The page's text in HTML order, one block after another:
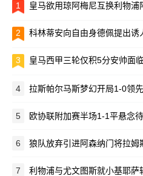
1 皇马欲用琼阿梅尼互换利物浦
2 科林蒂安向自由身德佩提出诱
3 皇马西甲三轮仅积5分安帅面
4 拉斯帕尔马斯梦幻开局1-0领
5 欧协联附加赛半场1-1平悬念
6 狼队放弃引进阿森纳门将拉姆
7 利物浦与尤文图斯就小基耶萨